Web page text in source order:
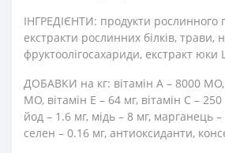
ІНГРЕДІЄНТИ: продукти рослинного
екстракти рослинних білків, трави,
фруктоолігосахариди, екстракт
ДОБАВКИ на кг: вітамін А – 8000 МО,
МО, вітамін Е – 64 мг, вітамін С – 250
йод – 1.6 мг, мідь – 8 мг, марганець
селен – 0.16 мг, антиоксиданти,